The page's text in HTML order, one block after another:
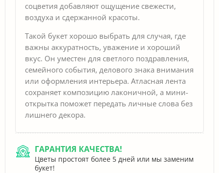
соцветия добавляют ощущение свежести,
воздуха и сдержанной красоты.
Такой букет хорошо выбрать для случая, где
важны аккуратность, уважение и хороший
вкус. Он уместен для светлого поздравления,
семейного события, делового знака внимания
или оформления интерьера. Атласная лента
сохраняет композицию лаконичной, а мини-
открытка поможет передать личные слова без
лишнего декора.
ГАРАНТИЯ КАЧЕСТВА!
Цветы простоят более 5 дней или мы заменим
букет!